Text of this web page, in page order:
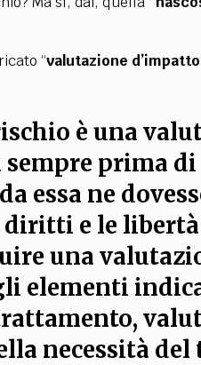
“valutazione d’impatto
è una
prima
essa ne
e le libertà
una
elementi
necessità